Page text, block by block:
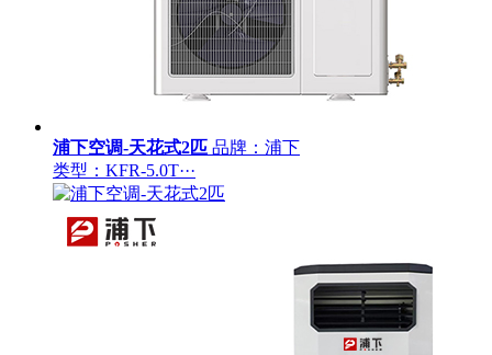
浦下空调-天花式2匹 品牌：浦下
类型：KFR-5.0T···